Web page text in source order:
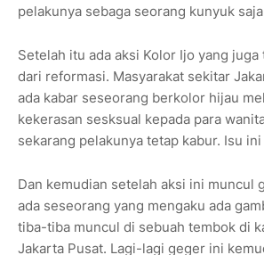
pelakunya sebaga seorang kunyuk
Setelah itu ada aksi Kolor Ijo yang
dari reformasi. Masyarakat sekitar
ada kabar seseorang berkolor hijau
kekerasan sesksual kepada para
sekarang pelakunya tetap kabur. Isu
Dan kemudian setelah aksi ini muncul
ada seseorang yang mengaku ada
tiba-tiba muncul di sebuah tembok di
Jakarta Pusat. Lagi-lagi geger ini